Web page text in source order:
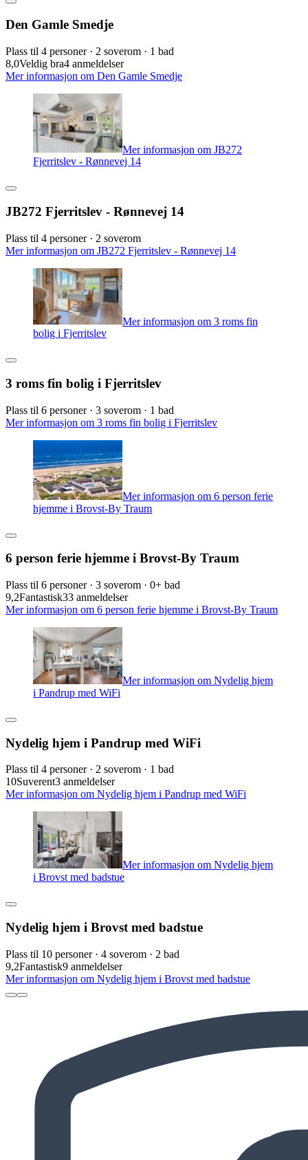
Den Gamle Smedje
Plass til 4 personer · 2 soverom · 1 bad
8,0Veldig bra4 anmeldelser
Mer informasjon om Den Gamle Smedje
Mer informasjon om JB272
Fjerritslev - Rønnevej 14
JB272 Fjerritslev - Rønnevej 14
Plass til 4 personer · 2 soverom
Mer informasjon om JB272 Fjerritslev - Rønnevej 14
Mer informasjon om 3 roms fin
bolig i Fjerritslev
3 roms fin bolig i Fjerritslev
Plass til 6 personer · 3 soverom · 1 bad
Mer informasjon om 3 roms fin bolig i Fjerritslev
Mer informasjon om 6 person ferie
hjemme i Brovst-By Traum
6 person ferie hjemme i Brovst-By Traum
Plass til 6 personer · 3 soverom · 0+ bad
9,2Fantastisk33 anmeldelser
Mer informasjon om 6 person ferie hjemme i Brovst-By Traum
Mer informasjon om Nydelig hjem
i Pandrup med WiFi
Nydelig hjem i Pandrup med WiFi
Plass til 4 personer · 2 soverom · 1 bad
10Suverent3 anmeldelser
Mer informasjon om Nydelig hjem i Pandrup med WiFi
Mer informasjon om Nydelig hjem
i Brovst med badstue
Nydelig hjem i Brovst med badstue
Plass til 10 personer · 4 soverom · 2 bad
9,2Fantastisk9 anmeldelser
Mer informasjon om Nydelig hjem i Brovst med badstue